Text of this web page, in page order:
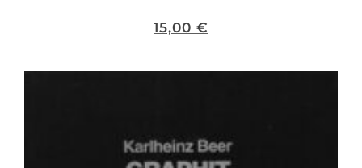
15,00 €